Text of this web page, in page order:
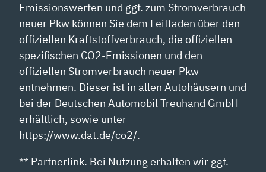
Emissionswerten und ggf. zum Stromverbrauch
neuer Pkw können Sie dem Leitfaden über den
offiziellen Kraftstoffverbrauch, die offiziellen
spezifischen CO2-Emissionen und den
offiziellen Stromverbrauch neuer Pkw
entnehmen. Dieser ist in allen Autohäusern und
bei der Deutschen Automobil Treuhand GmbH
erhältlich, sowie unter
https://www.dat.de/co2/.
** Partnerlink. Bei Nutzung erhalten wir ggf.